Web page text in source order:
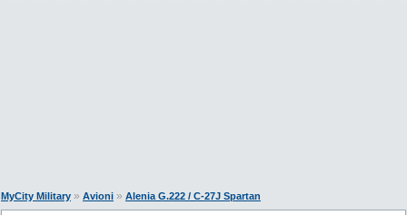
MyCity Military » Avioni » Alenia G.222 / C-27J Spartan